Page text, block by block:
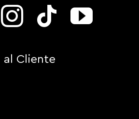
al Cliente